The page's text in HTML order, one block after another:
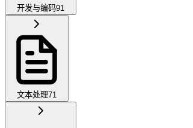
开发与编码91
文本处理71